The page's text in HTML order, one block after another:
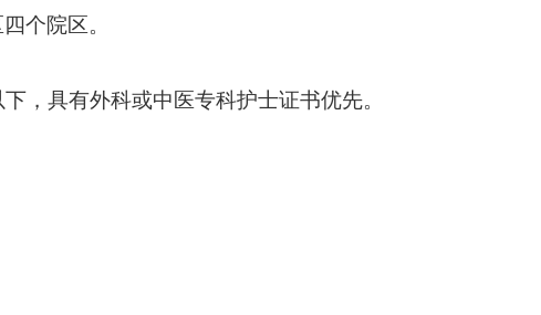
个院区。
下，具有外科或中医专科护士证书优先。